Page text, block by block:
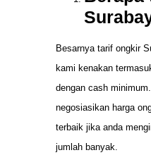
Besarnya tarif ongkir
kami kenakan
dengan cash
negosiasikan harga
terbaik jika anda
jumlah banyak.